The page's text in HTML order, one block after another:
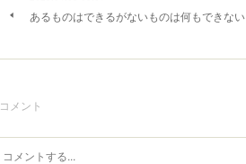
あるものはできるがないものは何もできない
コメント